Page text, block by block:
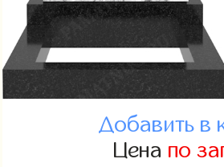
Добавить в
Цена по